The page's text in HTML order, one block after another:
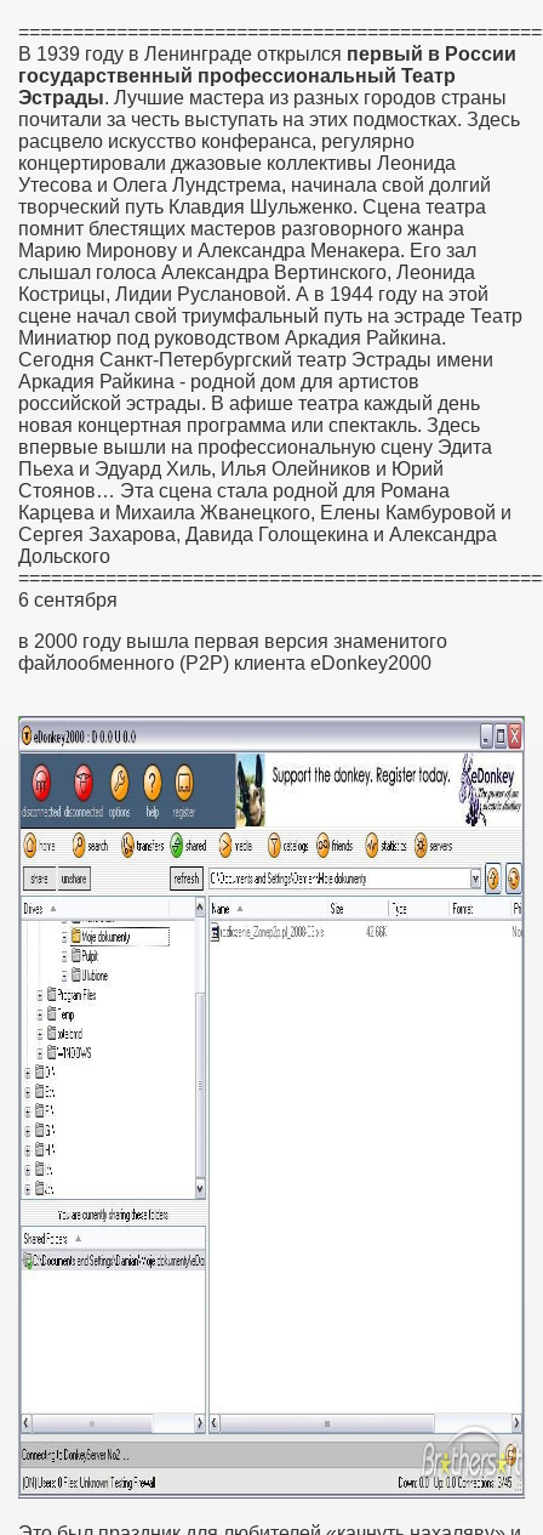
В 1939 году в Ленинграде открылся первый в России
государственный профессиональный Театр
Эстрады. Лучшие мастера из разных городов страны
почитали за честь выступать на этих подмостках. Здесь
расцвело искусство конферанса, регулярно
концертировали джазовые коллективы Леонида
Утесова и Олега Лундстрема, начинала свой долгий
творческий путь Клавдия Шульженко. Сцена театра
помнит блестящих мастеров разговорного жанра
Марию Миронову и Александра Менакера. Его зал
слышал голоса Александра Вертинского, Леонида
Кострицы, Лидии Руслановой. А в 1944 году на этой
сцене начал свой триумфальный путь на эстраде Театр
Миниатюр под руководством Аркадия Райкина.
Сегодня Санкт-Петербургский театр Эстрады имени
Аркадия Райкина - родной дом для артистов
российской эстрады. В афише театра каждый день
новая концертная программа или спектакль. Здесь
впервые вышли на профессиональную сцену Эдита
Пьеха и Эдуард Хиль, Илья Олейников и Юрий
Стоянов… Эта сцена стала родной для Романа
Карцева и Михаила Жванецкого, Елены Камбуровой и
Сергея Захарова, Давида Голощекина и Александра
Дольского
6 сентября
в 2000 году вышла первая версия знаменитого
файлообменного (P2P) клиента eDonkey2000